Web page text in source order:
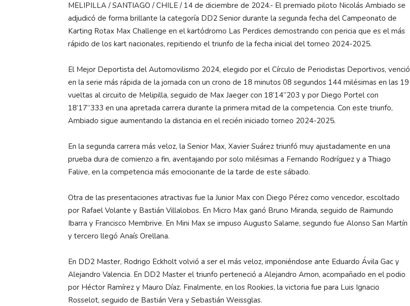
MELIPILLA / SANTIAGO / CHILE / 14 de diciembre de 2024.- El premiado piloto Nicolás Ambiado se
adjudicó de forma brillante la categoría DD2 Senior durante la segunda fecha del Campeonato de
Karting Rotax Max Challenge en el kartódromo Las Perdices demostrando con pericia que es el más
rápido de los kart nacionales, repitiendo el triunfo de la fecha inicial del torneo 2024-2025.
El Mejor Deportista del Automovilismo 2024, elegido por el Círculo de Periodistas Deportivos, venció
en la serie más rápida de la jornada con un crono de 18 minutos 08 segundos 144 milésimas en las 19
vueltas al circuito de Melipilla, seguido de Max Jaeger con 18’14”203 y por Diego Portel con
18’17”333 en una apretada carrera durante la primera mitad de la competencia. Con este triunfo,
Ambiado sigue aumentando la distancia en el recién iniciado torneo 2024-2025.
En la segunda carrera más veloz, la Senior Max, Xavier Suárez triunfó muy ajustadamente en una
prueba dura de comienzo a fin, aventajando por solo milésimas a Fernando Rodríguez y a Thiago
Falive, en la competencia más emocionante de la tarde de este sábado.
Otra de las presentaciones atractivas fue la Junior Max con Diego Pérez como vencedor, escoltado
por Rafael Volante y Bastián Villalobos. En Micro Max ganó Bruno Miranda, seguido de Raimundo
Ibarra y Francisco Membrive. En Mini Max se impuso Augusto Salame, segundo fue Alonso San Martín
y tercero llegó Anaís Orellana.
En DD2 Master, Rodrigo Eckholt volvió a ser el más veloz, imponiéndose ante Eduardo Ávila Gac y
Alejandro Valencia. En DD2 Master el triunfo perteneció a Alejandro Amon, acompañado en el podio
por Héctor Ramírez y Mauro Díaz. Finalmente, en los Rookies, la victoria fue para Luis Ignacio
Rosselot, seguido de Bastián Vera y Sebastián Weissglas.